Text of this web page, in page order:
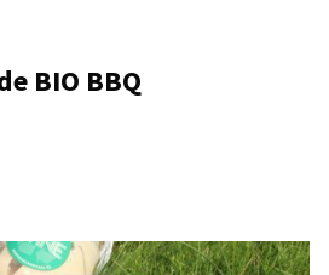
BIO BBQ